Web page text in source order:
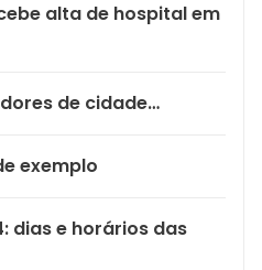
alta de hospital em
de cidade…
exemplo
dias e horários das